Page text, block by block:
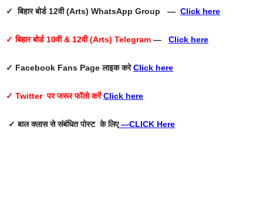
✓ बिहार बोर्ड 12वी (Arts) WhatsApp Group — Click here
✓ बिहार बोर्ड 10वी & 12वी (Arts) Telegram — Click here
✓ Facebook Fans Page लाइक करेClick here
✓ Twitter पर जरूर फॉलो करें Click here
✓ बाल क्लास से संबंधित पोस्ट के लिए—CLICK Here